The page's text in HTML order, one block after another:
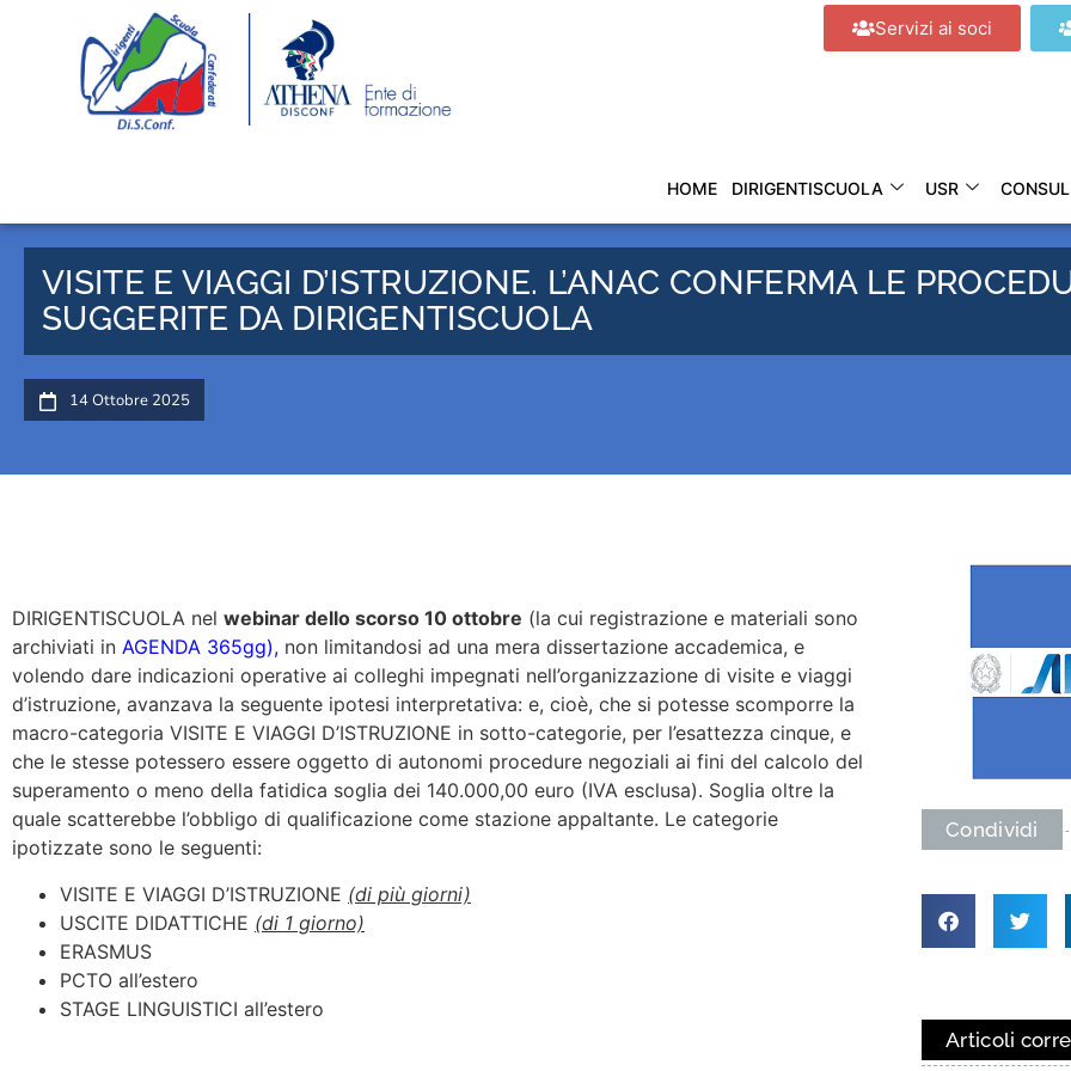
Servizi ai soci
HOME DIRIGENTISCUOLA USR
VISITE E VIAGGI D’ISTRUZIONE. L’ANAC CONFERMA LE
SUGGERITE DA DIRIGENTISCUOLA
14 Ottobre 2025
DIRIGENTISCUOLA nel webinar dello scorso 10 ottobre (la cui registrazione e materiali sono
archiviati in AGENDA 365gg), non limitandosi ad una mera dissertazione accademica, e
volendo dare indicazioni operative ai colleghi impegnati nell’organizzazione di visite e viaggi
d’istruzione, avanzava la seguente ipotesi interpretativa: e, cioè, che si potesse scomporre la
macro-categoria VISITE E VIAGGI D’ISTRUZIONE in sotto-categorie, per l’esattezza cinque, e
che le stesse potessero essere oggetto di autonomi procedure negoziali ai fini del calcolo del
superamento o meno della fatidica soglia dei 140.000,00 euro (IVA esclusa). Soglia oltre la
quale scatterebbe l’obbligo di qualificazione come stazione appaltante. Le categorie
ipotizzate sono le seguenti:
VISITE E VIAGGI D’ISTRUZIONE (di più giorni)
USCITE DIDATTICHE (di 1 giorno)
ERASMUS
PCTO all’estero
STAGE LINGUISTICI all’estero
Condividi
Articoli